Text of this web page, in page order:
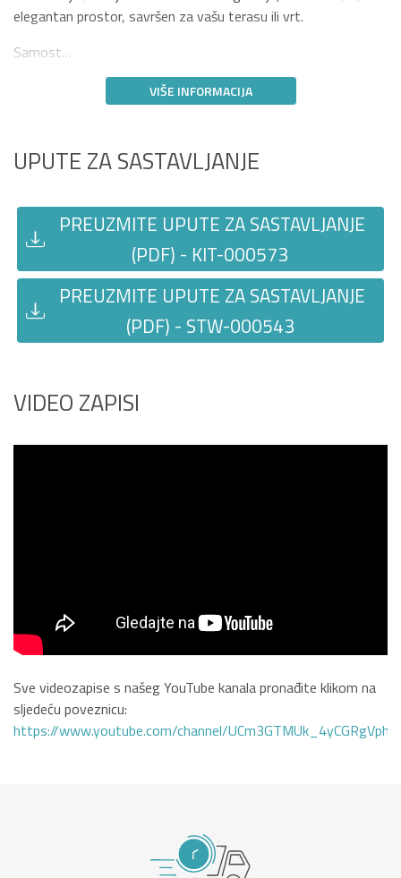
elegantan prostor, savršen za vašu terasu ili vrt.
Samost…
VIŠE INFORMACIJA
UPUTE ZA SASTAVLJANJE
PREUZMITE UPUTE ZA SASTAVLJANJE
(PDF) - KIT-000573
PREUZMITE UPUTE ZA SASTAVLJANJE
(PDF) - STW-000543
VIDEO ZAPISI
Sve videozapise s našeg YouTube kanala pronađite klikom na
sljedeću poveznicu:
https://www.youtube.com/channel/